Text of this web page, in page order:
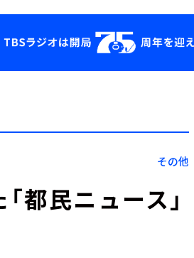
YouTube
その他
都民ニュース」